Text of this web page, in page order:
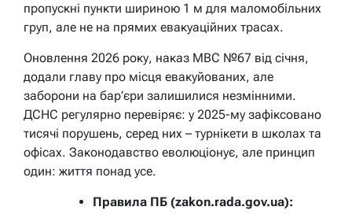
пропускні пункти шириною 1 м для маломобільних
груп, але не на прямих евакуаційних трасах.
Оновлення 2026 року, наказ МВС №67 від січня,
додали главу про місця евакуйованих, але
заборони на бар’єри залишилися незмінними.
ДСНС регулярно перевіряє: у 2025-му зафіксовано
тисячі порушень, серед них – турнікети в школах та
офісах. Законодавство еволюціонує, але принцип
один: життя понад усе.
Правила ПБ (zakon.rada.gov.ua):